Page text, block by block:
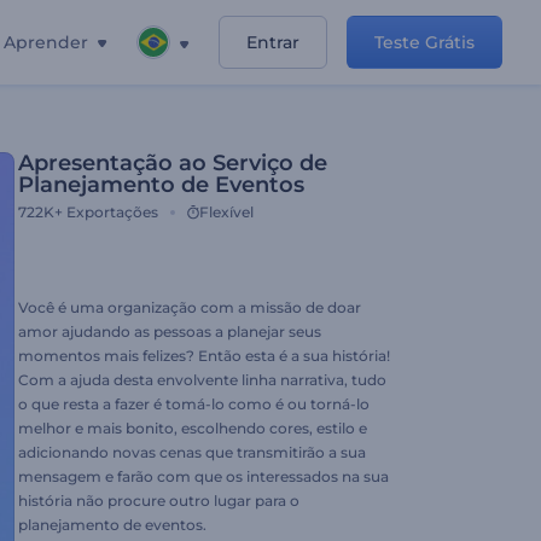
Aprender Entrar Teste Grátis
Apresentação ao Serviço de
Planejamento de Eventos
722K+ Exportações Flexível
Você é uma organização com a missão de doar
amor ajudando as pessoas a planejar seus
momentos mais felizes? Então esta é a sua história!
Com a ajuda desta envolvente linha narrativa, tudo
o que resta a fazer é tomá-lo como é ou torná-lo
melhor e mais bonito, escolhendo cores, estilo e
adicionando novas cenas que transmitirão a sua
mensagem e farão com que os interessados na sua
história não procure outro lugar para o
planejamento de eventos.